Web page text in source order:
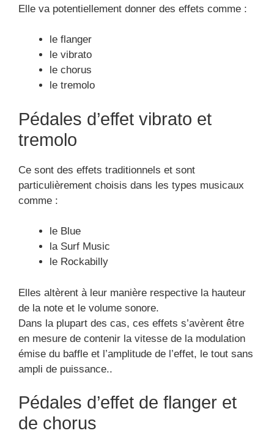
Elle va potentiellement donner des effets comme :
le flanger
le vibrato
le chorus
le tremolo
Pédales d’effet vibrato et
tremolo
Ce sont des effets traditionnels et sont
particulièrement choisis dans les types musicaux
comme :
le Blue
la Surf Music
le Rockabilly
Elles altèrent à leur manière respective la hauteur
de la note et le volume sonore.
Dans la plupart des cas, ces effets s’avèrent être
en mesure de contenir la vitesse de la modulation
émise du baffle et l’amplitude de l’effet, le tout sans
ampli de puissance..
Pédales d’effet de flanger et
de chorus